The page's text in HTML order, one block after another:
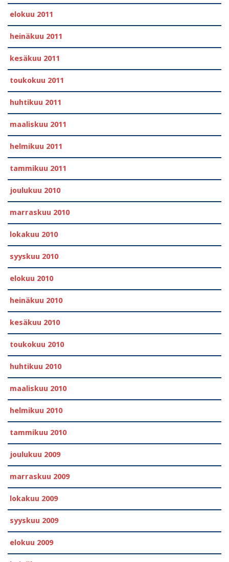
elokuu 2011
heinäkuu 2011
kesäkuu 2011
toukokuu 2011
huhtikuu 2011
maaliskuu 2011
helmikuu 2011
tammikuu 2011
joulukuu 2010
marraskuu 2010
lokakuu 2010
syyskuu 2010
elokuu 2010
heinäkuu 2010
kesäkuu 2010
toukokuu 2010
huhtikuu 2010
maaliskuu 2010
helmikuu 2010
tammikuu 2010
joulukuu 2009
marraskuu 2009
lokakuu 2009
syyskuu 2009
elokuu 2009